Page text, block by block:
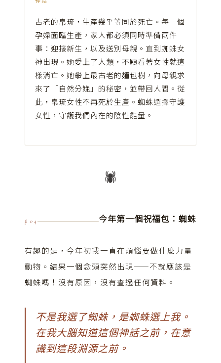
古老的帛琉，生產幾乎等同於死亡。每一個
孕婦面臨生產，家人都必須同時準備兩件
事：迎接新生，以及送別母親。直到蜘蛛女
神出現。她愛上了人類，不願看著女性就這
樣消亡。她攀上最古老的麵包樹，向母親求
來了「自然分娩」的秘密，並帶回人間。從
此，帛琉女性不再死於生產。蜘蛛選擇守護
女性，守護我們內在的陰性能量。
🕷
§ 04 今年第一個祝福包：蜘蛛
有趣的是，今年初我一直在煩惱要做什麼力量
動物。結果一個念頭突然出現——不就應該是
蜘蛛嗎！沒有原因，沒有查過任何資料。
不是我選了蜘蛛，是蜘蛛選上我。
在我大腦知道這個神話之前，在意
識到這段淵源之前。